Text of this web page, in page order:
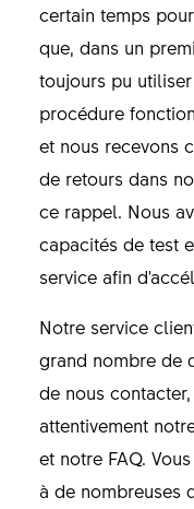
certain temps
que, dans un
toujours pu
procédure
et nous recevons
de retours dans
ce rappel. Nous
capacités de test
service afin
Notre service
grand nombre de
de nous
attentivement
et notre FAQ.
à de nombreuses